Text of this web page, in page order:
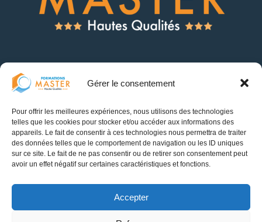
Gérer le consentement
Pour offrir les meilleures expériences, nous utilisons des technologies
telles que les cookies pour stocker et/ou accéder aux informations des
appareils. Le fait de consentir à ces technologies nous permettra de traiter
des données telles que le comportement de navigation ou les ID uniques
sur ce site. Le fait de ne pas consentir ou de retirer son consentement peut
avoir un effet négatif sur certaines caractéristiques et fonctions.
Accepter
Financement des Formations
Politique de confidentialité
Politique de cookies (UE)